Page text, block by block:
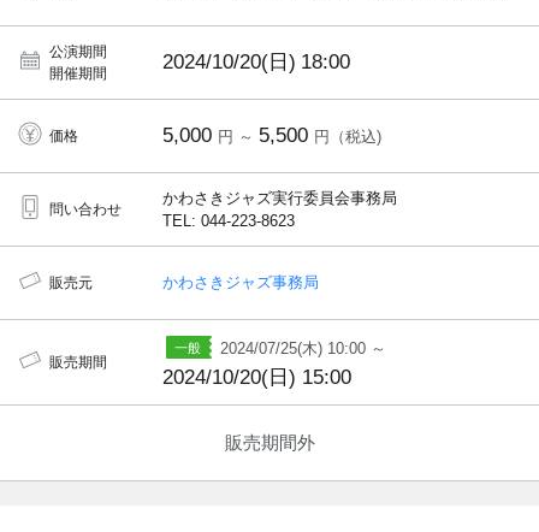
公演期間
開催期間
2024/10/20(日) 18:00
価格 5,000 円 ～ 5,500 円（税込)
問い合わせ
かわさきジャズ実行委員会事務局
TEL: 044-223-8623
販売元 かわさきジャズ事務局
販売期間
2024/07/25(木) 10:00 ～
2024/10/20(日) 15:00
販売期間外